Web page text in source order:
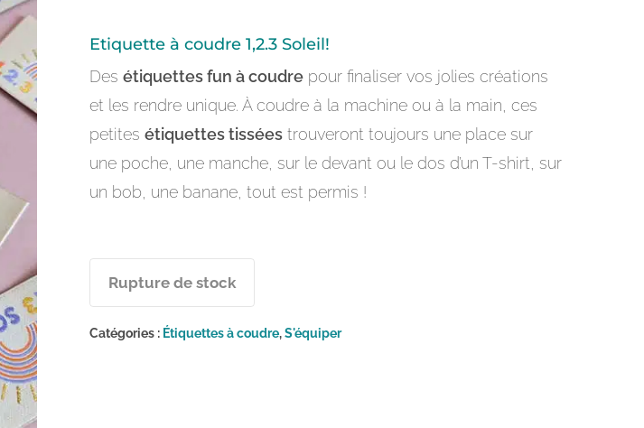
Etiquette à coudre 1,2.3 Soleil!
Desétiquettes fun à coudre pour finaliser vos jolies créations
et les rendre unique. À coudre à la machine ou à la main, ces
petitesétiquettes tissées trouveront toujours une place sur
une poche, une manche, sur le devant ou le dos d’un T-shirt, sur
un bob, une banane, tout est permis !
Rupture de stock
Catégories : Étiquettes à coudre,S'équiper